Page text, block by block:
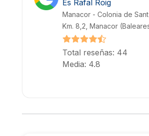
Es Rafal Roig
Manacor - Colonia de Sant
Km. 8,2, Manacor
Total reseñas: 44
Media: 4.8